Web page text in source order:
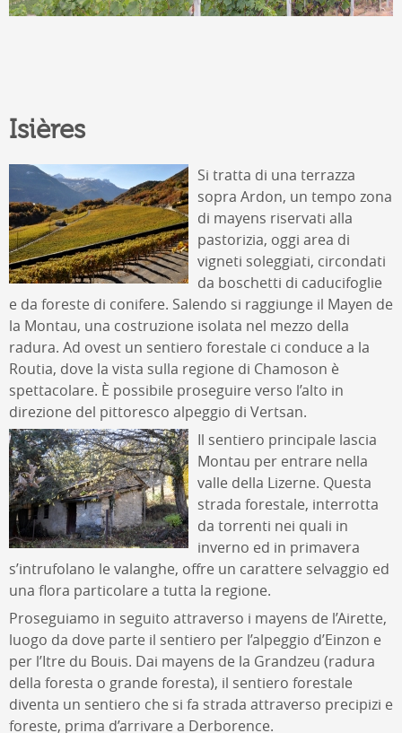
Isières
Si tratta di una terrazza
sopra Ardon, un tempo zona
di mayens riservati alla
pastorizia, oggi area di
vigneti soleggiati, circondati
da boschetti di caducifoglie
e da foreste di conifere. Salendo si raggiunge il Mayen de
la Montau, una costruzione isolata nel mezzo della
radura. Ad ovest un sentiero forestale ci conduce a la
Routia, dove la vista sulla regione di Chamoson è
spettacolare. È possibile proseguire verso l’alto in
direzione del pittoresco alpeggio di Vertsan.
Il sentiero principale lascia
Montau per entrare nella
valle della Lizerne. Questa
strada forestale, interrotta
da torrenti nei quali in
inverno ed in primavera
s’intrufolano le valanghe, offre un carattere selvaggio ed
una flora particolare a tutta la regione.
Proseguiamo in seguito attraverso i mayens de l’Airette,
luogo da dove parte il sentiero per l’alpeggio d’Einzon e
per l’Itre du Bouis. Dai mayens de la Grandzeu (radura
della foresta o grande foresta), il sentiero forestale
diventa un sentiero che si fa strada attraverso precipizi e
foreste, prima d’arrivare a Derborence.